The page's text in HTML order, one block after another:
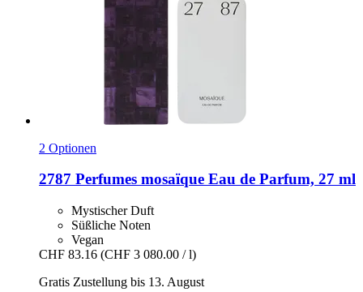
2 Optionen
2787 Perfumes mosaïque Eau de Parfum, 27 ml
Mystischer Duft
Süßliche Noten
Vegan
CHF 83.16 (CHF 3 080.00 / l)
Gratis Zustellung bis 13. August